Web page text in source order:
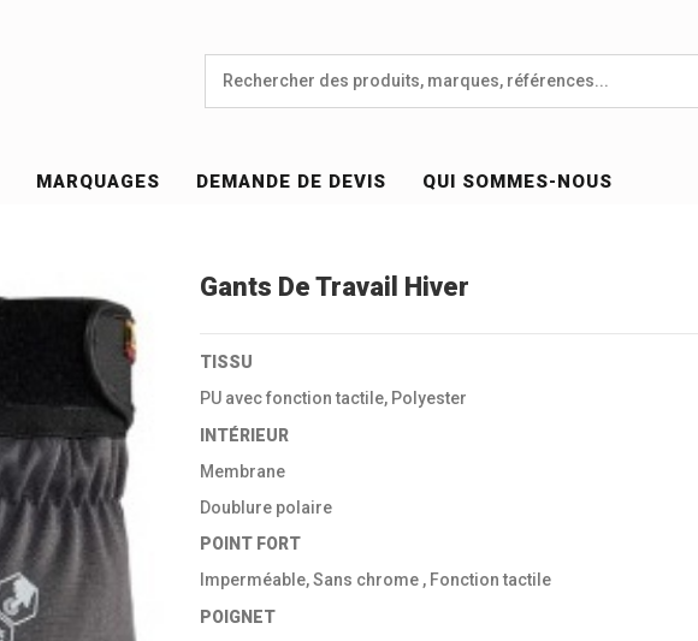
MARQUAGES DEMANDE DE DEVIS QUI SOMMES-NOUS
Gants De Travail Hiver
TISSU
PU avec fonction tactile, Polyester
INTÉRIEUR
Membrane
Doublure polaire
POINT FORT
Imperméable, Sans chrome , Fonction tactile
POIGNET